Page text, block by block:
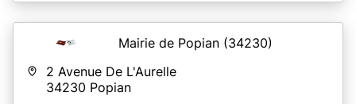
Mairie de Popian (34230)
2 Avenue De L'Aurelle
34230 Popian